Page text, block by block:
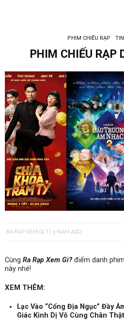
PHIM CHIẾU RẠP
PHIM CHIẾU RẠP
RA RẠP XEM GÌ ? 5 NĂM AGO
Cùng Ra Rạp Xem Gì? điểm danh
này nhé!
XEM THÊM:
Lạc Vào “Cổng Địa Ngục” Đầy
Giác Kinh Dị Vô Cùng Chân Thật